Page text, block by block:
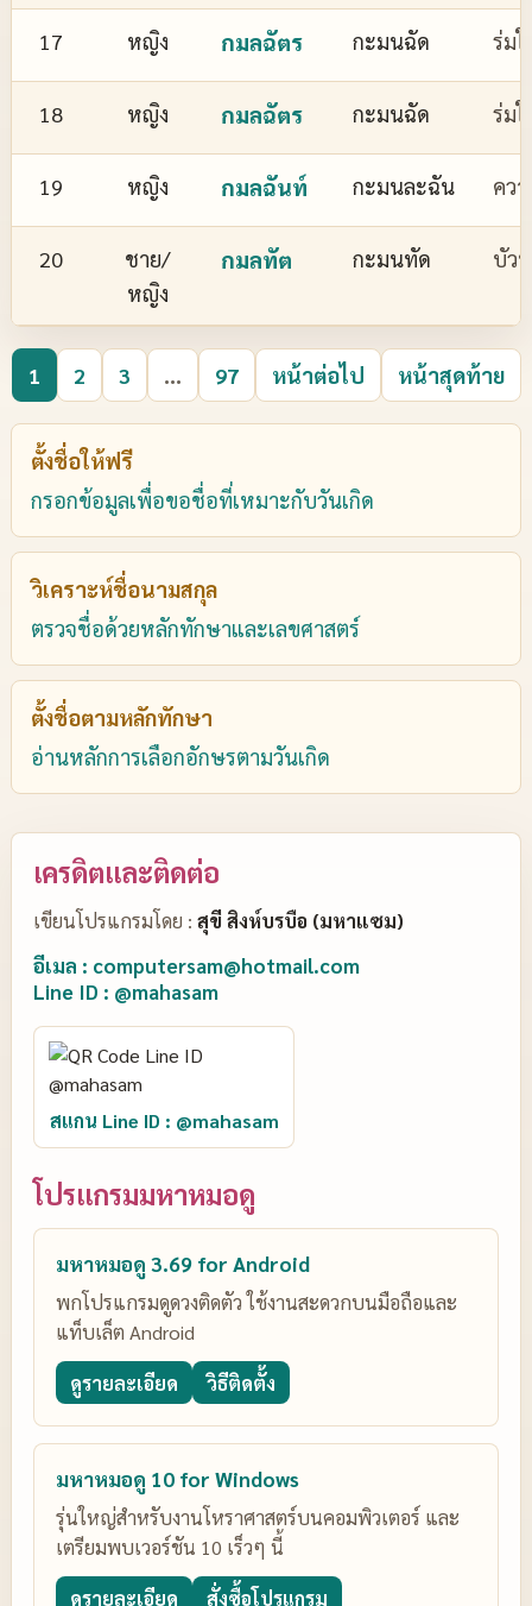
17 หญิง กมลฉัตร กะมนฉัด ร่มใ
18 หญิง กมลฉัตร กะมนฉัด ร่มใ
19 หญิง กมลฉันท์ กะมนละฉัน คว
20
ชาย/
หญิง
กมลทัต กะมนทัด บัว
1 2 3 ... 97 หน้าต่อไป หน้าสุดท้าย
ตั้งชื่อให้ฟรี
กรอกข้อมูลเพื่อขอชื่อที่เหมาะกับวันเกิด
วิเคราะห์ชื่อนามสกุล
ตรวจชื่อด้วยหลักทักษาและเลขศาสตร์
ตั้งชื่อตามหลักทักษา
อ่านหลักการเลือกอักษรตามวันเกิด
เครดิตและติดต่อ
เขียนโปรแกรมโดย : สุขี สิงห์บรบือ (มหาแซม)
อีเมล : computersam@hotmail.com
Line ID : @mahasam
สแกน Line ID : @mahasam
โปรแกรมมหาหมอดู
มหาหมอดู 3.69 for Android
พกโปรแกรมดูดวงติดตัว ใช้งานสะดวกบนมือถือและ
แท็บเล็ต Android
ดูรายละเอียด วิธีติดตั้ง
มหาหมอดู 10 for Windows
รุ่นใหญ่สำหรับงานโหราศาสตร์บนคอมพิวเตอร์ และ
เตรียมพบเวอร์ชัน 10 เร็วๆ นี้
ดูรายละเอียด สั่งซื้อโปรแกรม